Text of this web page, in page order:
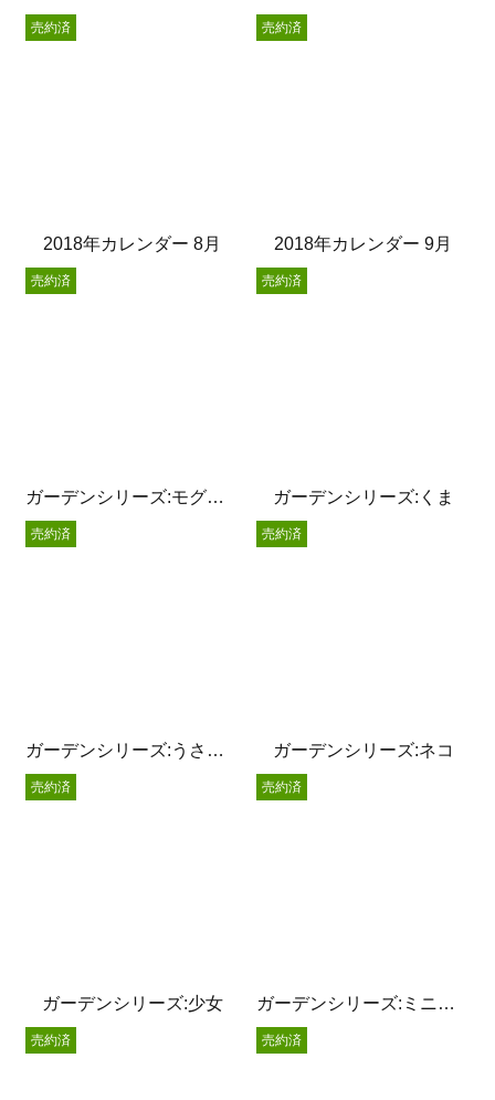
2018年カレンダー 8月
売約済
2018年カレンダー 9月
売約済
ガーデンシリーズ:モグラサン
売約済
ガーデンシリーズ:くま
売約済
ガーデンシリーズ:うさぎサン
売約済
ガーデンシリーズ:ネコ
売約済
ガーデンシリーズ:少女
売約済
ガーデンシリーズ:ミニうさぎ
売約済
売約済 売約済